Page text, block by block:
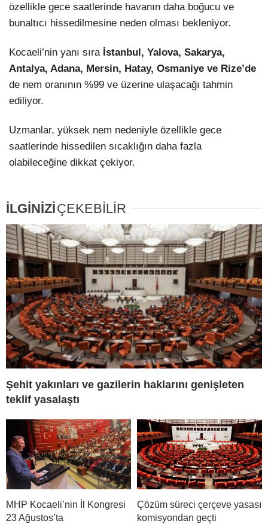
özellikle gece saatlerinde havanın daha boğucu ve
bunaltıcı hissedilmesine neden olması bekleniyor.
Kocaeli’nin yanı sıra İstanbul, Yalova, Sakarya,
Antalya, Adana, Mersin, Hatay, Osmaniye ve Rize’de
de nem oranının %99 ve üzerine ulaşacağı tahmin
ediliyor.
Uzmanlar, yüksek nem nedeniyle özellikle gece
saatlerinde hissedilen sıcaklığın daha fazla
olabileceğine dikkat çekiyor.
İLGİNİZİÇEKEBİLİR
Şehit yakınları ve gazilerin haklarını genişleten
teklif yasalaştı
MHP Kocaeli’nin İl Kongresi
23 Ağustos’ta
Çözüm süreci çerçeve yasası
komisyondan geçti